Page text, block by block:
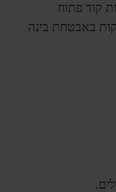
קוד פתוח
באבטחת בינה